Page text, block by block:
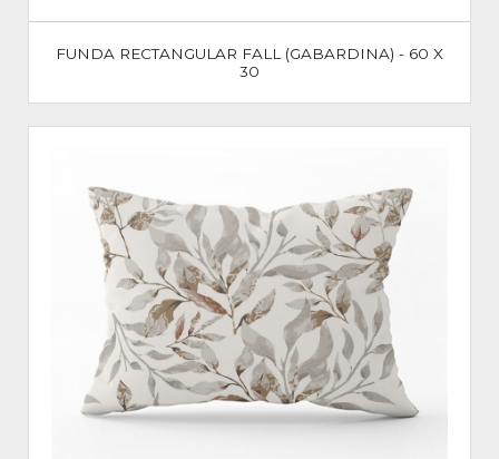
FUNDA RECTANGULAR FALL (GABARDINA) - 60 X
30